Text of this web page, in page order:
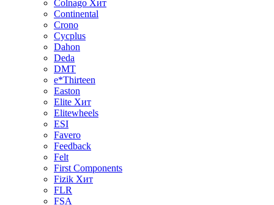
Colnago Хит
Continental
Crono
Cycplus
Dahon
Deda
DMT
e*Thirteen
Easton
Elite Хит
Elitewheels
ESI
Favero
Feedback
Felt
First Components
Fizik Хит
FLR
FSA